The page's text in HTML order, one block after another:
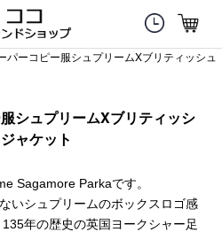
パーコピー服シュプリームXブリティッシュ
シュプリームXブリティッシ
ャケット
Sagamore Parkaです。
いシュプリームのボックスロゴ感
年の歴史の英国ヨークシャー足